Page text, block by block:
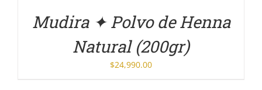
Mudira ✦ Polvo de Henna
Natural (200gr)
$24,990.00